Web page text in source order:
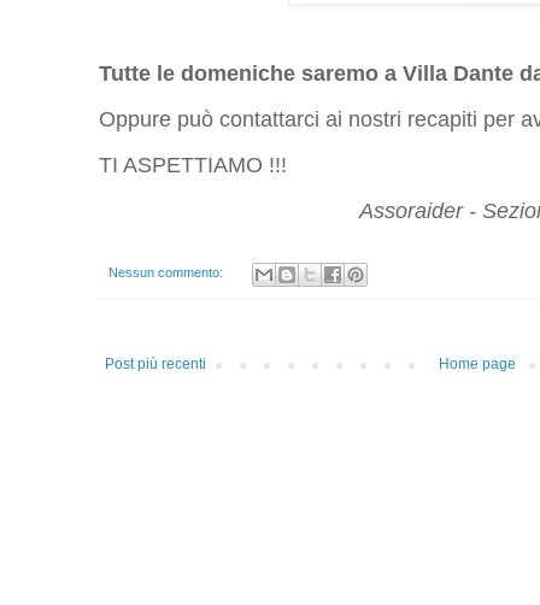
Tutte le domeniche saremo a Villa Dante
Oppure può contattarci ai nostri recapiti per
TI ASPETTIAMO !!!
Assoraider -
Nessun commento:
Post più recenti Home page